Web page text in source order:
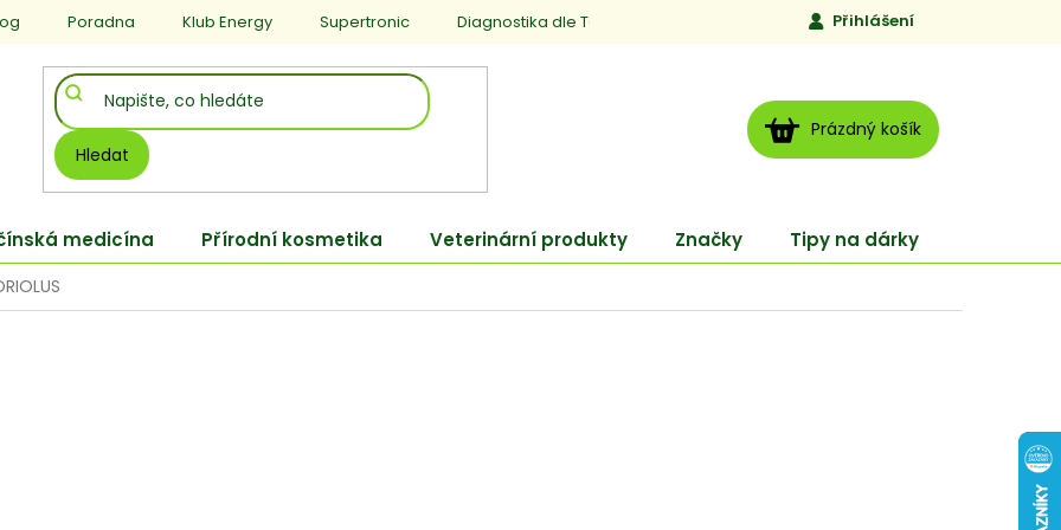
Poradna Klub Energy Supertronic Diagnostika dle TCM Jen to, čemu věříme
Přihlášení
Hledat
NÁKUPNÍ
KOŠÍK
Prázdný košík
medicína Přírodní kosmetika Veterinární produkty Značky Tipy na dárky